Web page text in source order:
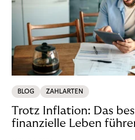
BLOG ZAHLARTEN
Trotz Inflation: Das
finanzielle Leben